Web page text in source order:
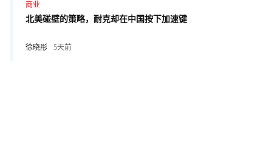
商业
北美碰壁的策略，耐克却在中国按下加速键
徐晓彤 5天前